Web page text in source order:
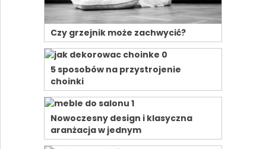
Czy grzejnik może zachwycić?
5 sposobów na przystrojenie
choinki
Nowoczesny design i klasyczna
aranżacja w jednym